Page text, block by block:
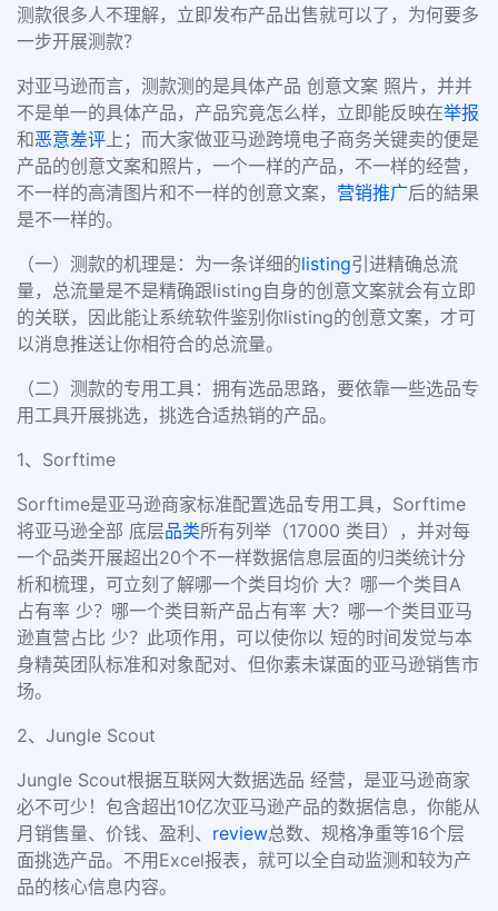
测款很多人不理解，立即发布产品出售就可以了，为何要多
一步开展测款？
对亚马逊而言，测款测的是具体产品 创意文案 照片，并并
不是单一的具体产品，产品究竟怎么样，立即能反映在举报
和恶意差评 上；而大家做亚马逊跨境电子商务关键卖的便是
产品的创意文案和照片，一个一样的产品，不一样的经营，
不一样的高清图片和不一样的创意文案， 营销推广后的結果
是不一样的。
（一）测款的机理是：为一条详细的listing引进精确总流
量，总流量是不是精确跟listing自身的创意文案就会有立即
的关联，因此能让系统软件鉴别你listing的创意文案，才可
以消息推送让你相符合的总流量。
（二）测款的专用工具：拥有选品思路，要依靠一些选品专
用工具开展挑选，挑选合适热销的产品。
1、Sorftime
Sorftime是亚马逊商家标准配置选品专用工具，Sorftime
将亚马逊全部 底层品类所有列举（17000 类目），并对每
一个品类开展超出20个不一样数据信息层面的归类统计分
析和梳理，可立刻了解哪一个类目均价 大？哪一个类目A
占有率 少？哪一个类目新产品占有率 大？哪一个类目亚马
逊直营占比 少？此项作用，可以使你以 短的时间发觉与本
身精英团队标准和对象配对、但你素未谋面的亚马逊销售市
场。
2、Jungle Scout
Jungle Scout根据互联网大数据选品 经营，是亚马逊商家
必不可少！包含超出10亿次亚马逊产品的数据信息，你能从
月销售量、价钱、盈利、 review总数、规格净重等16个层
面挑选产品。不用Excel报表，就可以全自动监测和较为产
品的核心信息内容。